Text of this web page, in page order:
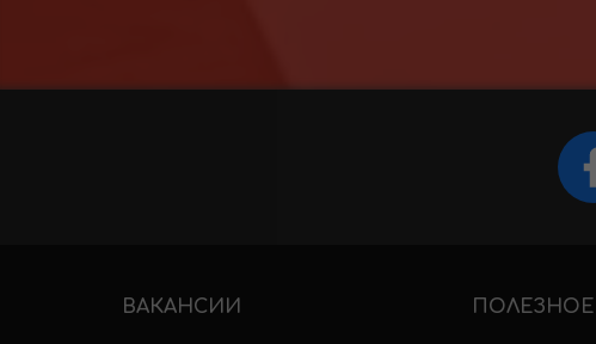
ВАКАНСИИ ПОЛЕЗНОЕ